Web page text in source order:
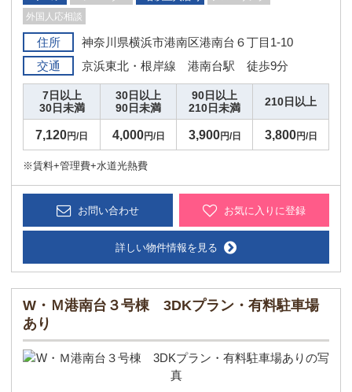
外国人応相談
住所
神奈川県横浜市港南区港南台６丁目1-10
交通
京浜東北・根岸線 港南台駅 徒歩9分
7日以上
30日未満
30日以上
90日未満
90日以上
210日未満
210日以上
7,120円/日 4,000円/日 3,900円/日 3,800円/日
※賃料+管理費+水道光熱費
お問い合わせ お気に入りに登録
詳しい物件情報を見る
W・Ｍ港南台３号棟 3DKプラン・有料駐車場
あり